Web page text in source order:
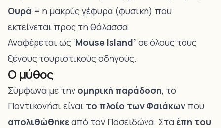
Ουρά = η μακρύς γέφυρα (φυσική) που
εκτείνεται προς τη θάλασσα.
Αναφέρεται ως ‘Mouse Island’ σε όλους τους
ξένους τουριστικούς οδηγούς.
Ο μύθος
Σύμφωνα με την ομηρική παράδοση, το
Ποντικονήσι είναι το πλοίο των Φαιάκων που
απολιθώθηκεαπό τον Ποσειδώνα. Στα έπη του